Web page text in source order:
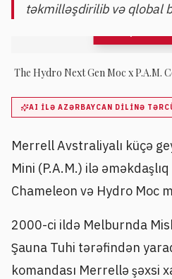
təkmilləşdirilib və qlobal
The Hydro Next Gen Moc x P.A.M.
AI ILƏ AZƏRBAYCAN DILINƏ
Merrell Avstraliyalı küçə
Mini (P.A.M.) ilə
Chameleon və Hydro Moc
2000-ci ildə Melburnda
Şauna Tuhi tərəfindən
komandası Merrellə şəxsi